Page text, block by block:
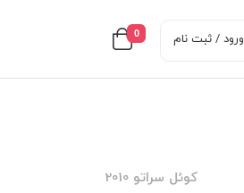
0 ورود / ثبت نام
کوئل سراتو 2010